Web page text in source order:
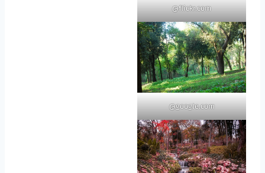
flickr.com@
google.com@